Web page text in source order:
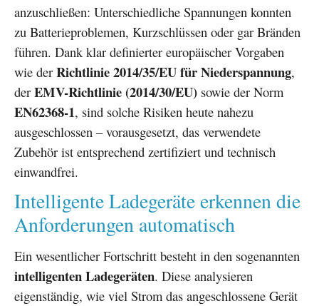
anzuschließen: Unterschiedliche Spannungen konnten
zu Batterieproblemen, Kurzschlüssen oder gar Bränden
führen. Dank klar definierter europäischer Vorgaben
wie der Richtlinie 2014/35/EU für Niederspannung,
der EMV-Richtlinie (2014/30/EU) sowie der Norm
EN62368-1, sind solche Risiken heute nahezu
ausgeschlossen – vorausgesetzt, das verwendete
Zubehör ist entsprechend zertifiziert und technisch
einwandfrei.
Intelligente Ladegeräte erkennen die
Anforderungen automatisch
Ein wesentlicher Fortschritt besteht in den sogenannten
intelligenten Ladegeräten. Diese analysieren
eigenständig, wie viel Strom das angeschlossene Gerät